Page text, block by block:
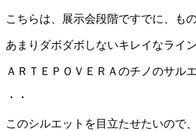
こちらは、展示会段階ですでに、も
あまりダボダボしないキレイなライ
ＡＲＴＥＰＯＶＥＲＡのチノのサル
・・
このシルエットを目立たせたいので